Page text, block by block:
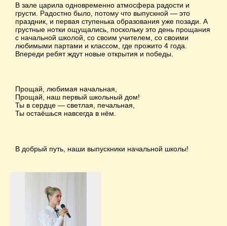
В зале царила одновременно атмосфера радости и
грусти. Радостно было, потому что выпускной — это
праздник, и первая ступенька образования уже позади. А
грустные нотки ощущались, поскольку это день прощания
с начальной школой, со своим учителем, со своими
любимыми партами и классом, где прожито 4 года.
Впереди ребят ждут новые открытия и победы.
Прощай, любимая начальная,
Прощай, наш первый школьный дом!
Ты в сердце — светлая, печальная,
Ты остаёшься навсегда в нём.
В добрый путь, наши выпускники начальной школы!